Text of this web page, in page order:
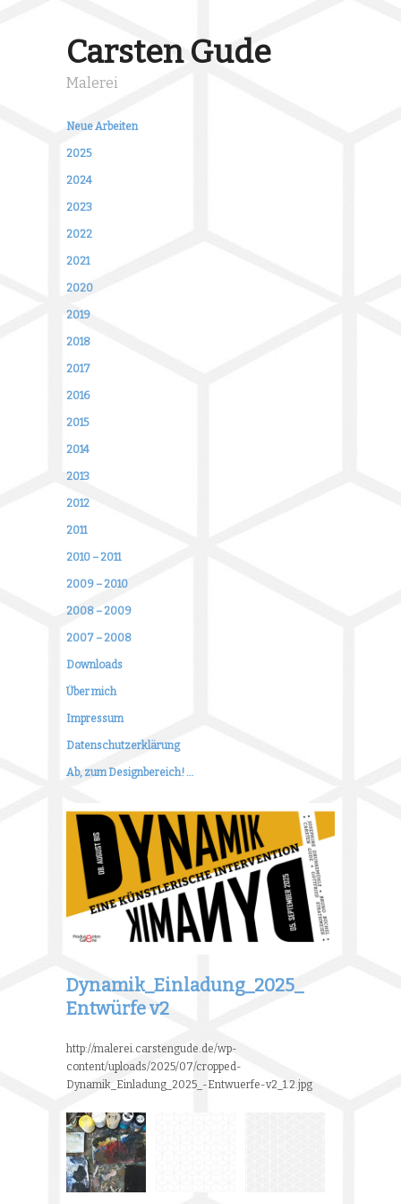
Carsten Gude
Malerei
Neue Arbeiten
2025
2024
2023
2022
2021
2020
2019
2018
2017
2016
2015
2014
2013
2012
2011
2010 – 2011
2009 – 2010
2008 – 2009
2007 – 2008
Downloads
Über mich
Impressum
Datenschutzerklärung
Ab, zum Designbereich! …
Dynamik_Einladung_2025_
Entwürfe v2
http://malerei.carstengude.de/wp-
content/uploads/2025/07/cropped-
Dynamik_Einladung_2025_-Entwuerfe-v2_1.2.jpg